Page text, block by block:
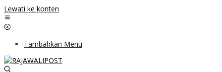
Lewati ke konten
Tambahkan Menu